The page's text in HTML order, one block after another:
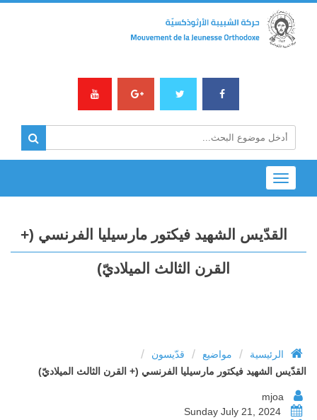
Toggle
navigation
القدّيس الشهيد فيكتور مارسيليا الفرنسي (+
القرن الثالث الميلاديّ)
الرئيسية / مواضيع / قدّيسون /
القدّيس الشهيد فيكتور مارسيليا الفرنسي (+ القرن الثالث الميلاديّ)